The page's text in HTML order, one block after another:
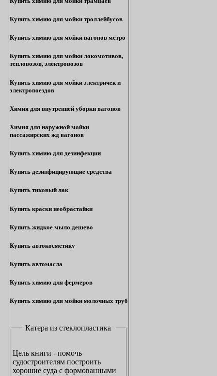
Купить химию для мойки троллейбусов
Купить химию для мойки вагонов метро
Купить химию для мойки локомотивов,
тепловозов, электровозов
Купить химию для мойки электричек и
электропоездов
Химия для внутренней уборки вагонов
Химия для наружной мойки
пассажирских жд вагонов
Купить химию для дезинфекции
Купить дезинфицирующие средства
Купить тиковый лак
Купить краски необрастайки
Купить жидкое мыло дешево
Купить автокосметику
Купить автомасла
Купить химию для фермеров
Купить химию для мойки молочных труб
Катера из стеклопластика
Цель книги - помочь
судостроителям построить
хорошие суда с формованными